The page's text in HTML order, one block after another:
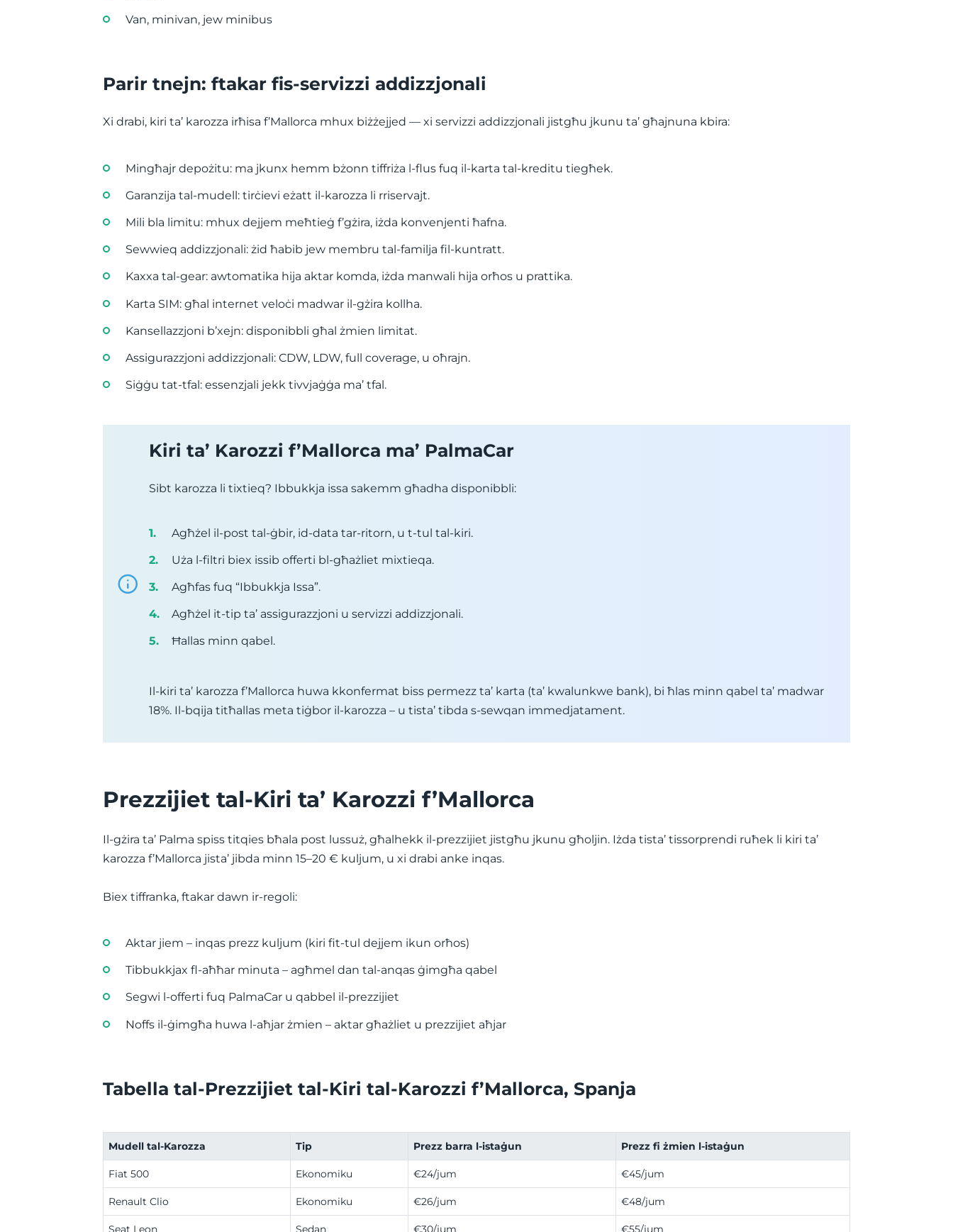
Van, minivan, jew minibus
Parir tnejn: ftakar fis-servizzi addizzjonali
Xi drabi, kiri ta’ karozza irħisa f’Mallorca mhux biżżejjed — xi servizzi addizzjonali jistgħu jkunu ta’ għajnuna kbira:
Mingħajr depożitu: ma jkunx hemm bżonn tiffriża l-flus fuq il-karta tal-kreditu tiegħek.
Garanzija tal-mudell: tirċievi eżatt il-karozza li rriservajt.
Mili bla limitu: mhux dejjem meħtieġ f’gżira, iżda konvenjenti ħafna.
Sewwieq addizzjonali: żid ħabib jew membru tal-familja fil-kuntratt.
Kaxxa tal-gear: awtomatika hija aktar komda, iżda manwali hija orħos u prattika.
Karta SIM: għal internet veloċi madwar il-gżira kollha.
Kansellazzjoni b’xejn: disponibbli għal żmien limitat.
Assigurazzjoni addizzjonali: CDW, LDW, full coverage, u oħrajn.
Siġġu tat-tfal: essenzjali jekk tivvjaġġa ma’ tfal.
Kiri ta’ Karozzi f’Mallorca ma’ PalmaCar
Sibt karozza li tixtieq? Ibbukkja issa sakemm għadha disponibbli:
Agħżel il-post tal-ġbir, id-data tar-ritorn, u t-tul tal-kiri.
Uża l-filtri biex issib offerti bl-għażliet mixtieqa.
Agħfas fuq “Ibbukkja Issa”.
Agħżel it-tip ta’ assigurazzjoni u servizzi addizzjonali.
Ħallas minn qabel.
Il-kiri ta’ karozza f’Mallorca huwa kkonfermat biss permezz ta’ karta (ta’ kwalunkwe bank), bi ħlas minn qabel ta’ madwar
18%. Il-bqija titħallas meta tiġbor il-karozza – u tista’ tibda s-sewqan immedjatament.
Prezzijiet tal-Kiri ta’ Karozzi f’Mallorca
Il-gżira ta’ Palma spiss titqies bħala post lussuż, għalhekk il-prezzijiet jistgħu jkunu għoljin. Iżda tista’ tissorprendi ruħek li kiri ta’
karozza f’Mallorca jista’ jibda minn 15–20 € kuljum, u xi drabi anke inqas.
Biex tiffranka, ftakar dawn ir-regoli:
Aktar jiem – inqas prezz kuljum (kiri fit-tul dejjem ikun orħos)
Tibbukkjax fl-aħħar minuta – agħmel dan tal-anqas ġimgħa qabel
Segwi l-offerti fuq PalmaCar u qabbel il-prezzijiet
Noffs il-ġimgħa huwa l-aħjar żmien – aktar għażliet u prezzijiet aħjar
Tabella tal-Prezzijiet tal-Kiri tal-Karozzi f’Mallorca, Spanja
Mudell tal-Karozza Tip Prezz barra l-istaġun Prezz fi żmien l-istaġun
Fiat 500 Ekonomiku €24/jum €45/jum
Renault Clio Ekonomiku €26/jum €48/jum